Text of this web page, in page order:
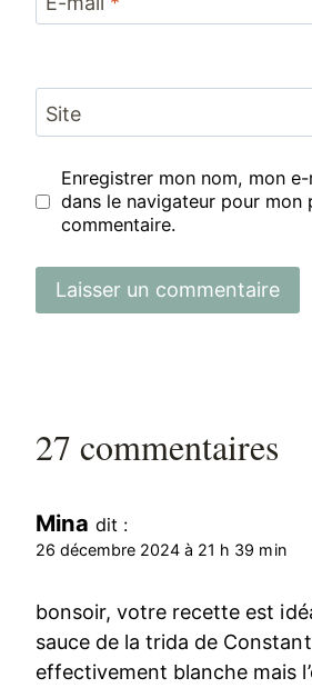
Site
Enregistrer mon nom, mon
dans le navigateur pour mon
commentaire.
27 commentaires
Mina dit :
26 décembre 2024 à 21 h 39 min
bonsoir, votre recette est
sauce de la trida de
effectivement blanche mais